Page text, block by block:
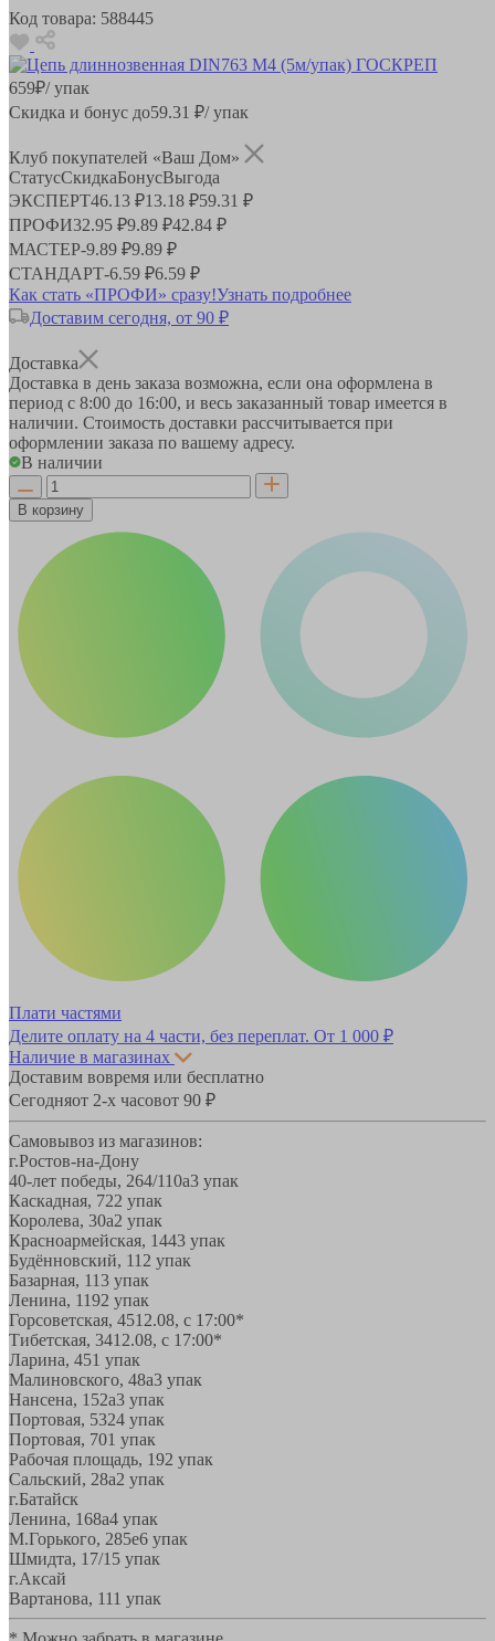
Код товара: 588445
659₽/ упак
Скидка и бонус до59.31 ₽/ упак
Клуб покупателей «Ваш Дом»
СтатусСкидкаБонусВыгода
ЭКСПЕРТ46.13 ₽13.18 ₽59.31 ₽
ПРОФИ32.95 ₽9.89 ₽42.84 ₽
МАСТЕР-9.89 ₽9.89 ₽
СТАНДАРТ-6.59 ₽6.59 ₽
Как стать «ПРОФИ» сразу!Узнать подробнее
Доставим сегодня, от 90 ₽
Доставка
Доставка в день заказа возможна, если она оформлена в
период с 8:00 до 16:00, и весь заказанный товар имеется в
наличии. Стоимость доставки рассчитывается при
оформлении заказа по вашему адресу.
В наличии
В корзину
Плати частями
Делите оплату на 4 части, без переплат. От 1 000 ₽
Наличие в магазинах
Доставим вовремя или бесплатно
Сегодняот 2-х часовот 90 ₽
Самовывоз из магазинов:
г.Ростов-на-Дону
40-лет победы, 264/110а3 упак
Каскадная, 722 упак
Королева, 30а2 упак
Красноармейская, 1443 упак
Будённовский, 11 2 упак
Базарная, 113 упак
Ленина, 1192 упак
Горсоветская, 4512.08, с 17:00*
Тибетская, 3412.08, с 17:00*
Ларина, 451 упак
Малиновского, 48а3 упак
Нансена, 152а3 упак
Портовая, 5324 упак
Портовая, 701 упак
Рабочая площадь, 192 упак
Сальский, 28a2 упак
г.Батайск
Ленина, 168а4 упак
М.Горького, 285е6 упак
Шмидта, 17/1 5 упак
г.Аксай
Вартанова, 111 упак